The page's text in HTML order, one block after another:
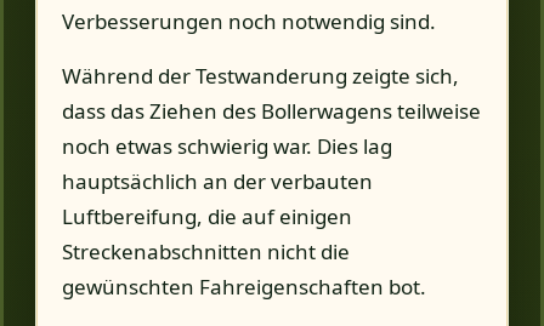
Verbesserungen noch notwendig sind.
Während der Testwanderung zeigte sich,
dass das Ziehen des Bollerwagens teilweise
noch etwas schwierig war. Dies lag
hauptsächlich an der verbauten
Luftbereifung, die auf einigen
Streckenabschnitten nicht die
gewünschten Fahreigenschaften bot.